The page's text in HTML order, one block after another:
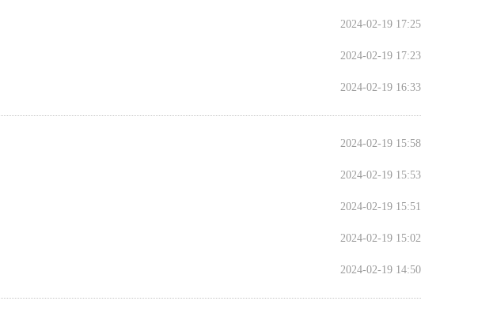
2024-02-19 17:25
2024-02-19 17:23
2024-02-19 16:33
2024-02-19 15:58
2024-02-19 15:53
2024-02-19 15:51
2024-02-19 15:02
2024-02-19 14:50